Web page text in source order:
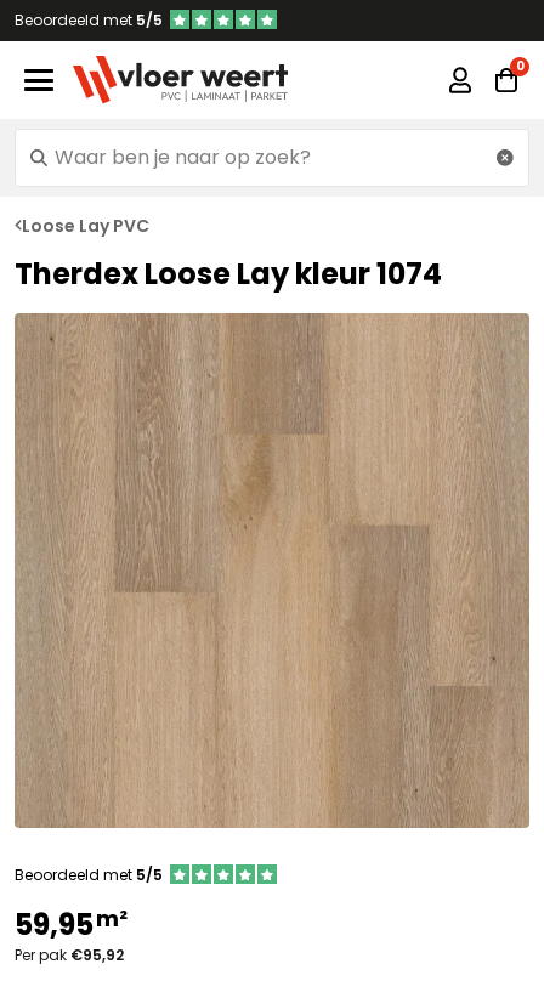
Beoordeeld met 5/5
Loose Lay PVC
Therdex Loose Lay kleur 1074
Beoordeeld met 5/5
59,95m²
Per pak €95,92